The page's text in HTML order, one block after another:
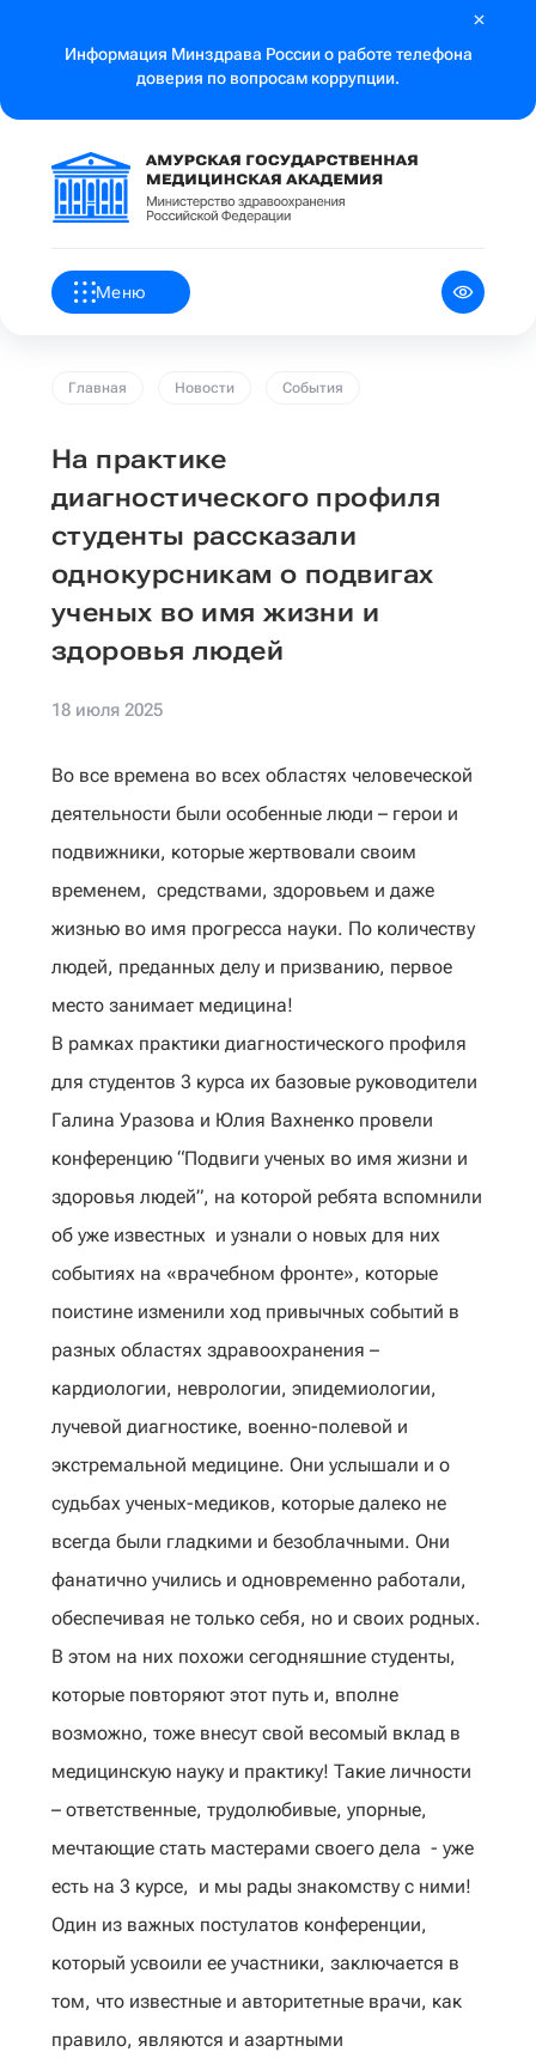
Информация Минздрава России о работе телефона
доверия по вопросам коррупции.
Меню
Главная Новости События
На практике
диагностического профиля
студенты рассказали
однокурсникам о подвигах
ученых во имя жизни и
здоровья людей
18 июля 2025
Во все времена во всех областях человеческой
деятельности были особенные люди – герои и
подвижники, которые жертвовали своим
временем, средствами, здоровьем и даже
жизнью во имя прогресса науки. По количеству
людей, преданных делу и призванию, первое
место занимает медицина!
В рамках практики диагностического профиля
для студентов 3 курса их базовые руководители
Галина Уразова и Юлия Вахненко провели
конференцию “Подвиги ученых во имя жизни и
здоровья людей”, на которой ребята вспомнили
об уже известных и узнали о новых для них
событиях на «врачебном фронте», которые
поистине изменили ход привычных событий в
разных областях здравоохранения –
кардиологии, неврологии, эпидемиологии,
лучевой диагностике, военно-полевой и
экстремальной медицине. Они услышали и о
судьбах ученых-медиков, которые далеко не
всегда были гладкими и безоблачными. Они
фанатично учились и одновременно работали,
обеспечивая не только себя, но и своих родных.
В этом на них похожи сегодняшние студенты,
которые повторяют этот путь и, вполне
возможно, тоже внесут свой весомый вклад в
медицинскую науку и практику! Такие личности
– ответственные, трудолюбивые, упорные,
мечтающие стать мастерами своего дела - уже
есть на 3 курсе, и мы рады знакомству с ними!
Один из важных постулатов конференции,
который усвоили ее участники, заключается в
том, что известные и авторитетные врачи, как
правило, являются и азартными